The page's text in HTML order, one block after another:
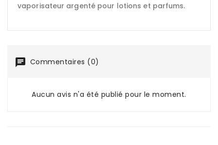
vaporisateur argenté pour lotions et parfums.
Commentaires (0)
Aucun avis n'a été publié pour le moment.